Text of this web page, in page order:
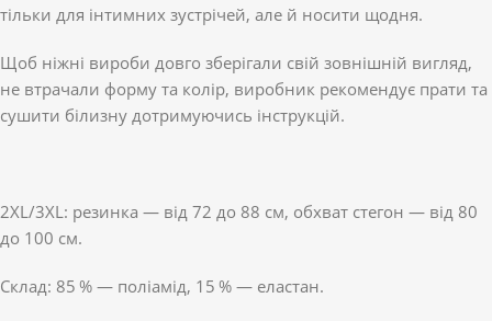
тільки для інтимних зустрічей, але й носити щодня.
Щоб ніжні вироби довго зберігали свій зовнішній вигляд,
не втрачали форму та колір, виробник рекомендує прати та
сушити білизну дотримуючись інструкцій.
2XL/3XL: резинка — від 72 до 88 см, обхват стегон — від 80
до 100 см.
Склад: 85 % — поліамід, 15 % — еластан.